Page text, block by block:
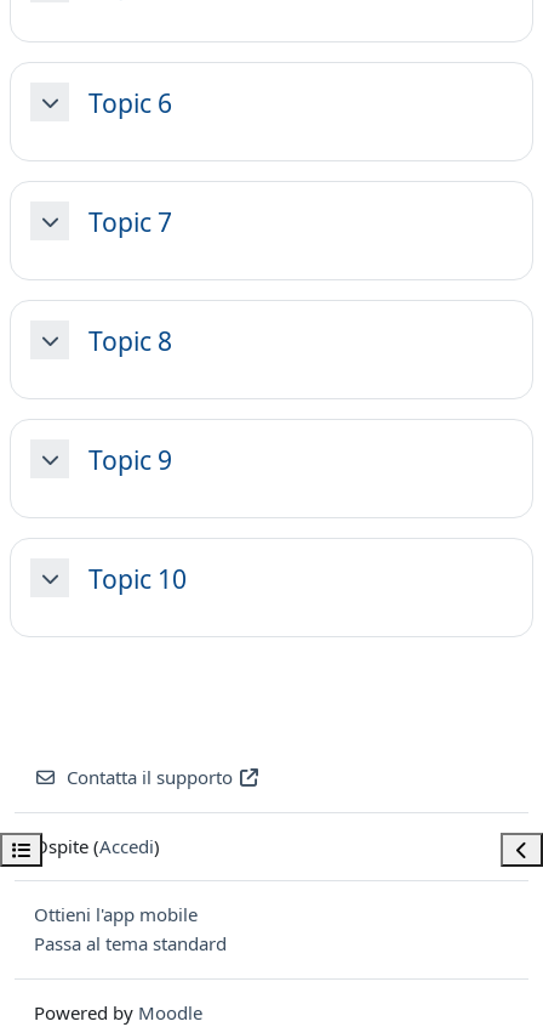
Apri indice del corso
MinimizzaTopic 6
MinimizzaTopic 7
MinimizzaTopic 8
MinimizzaTopic 9
MinimizzaTopic 10
Contatta il supporto
Ospite (Accedi)
Ottieni l'app mobile
Passa al tema standard
Powered by Moodle